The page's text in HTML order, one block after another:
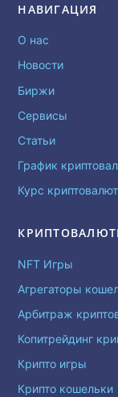
НАВИГАЦИЯ
О нас
Новости
Биржи
Сервисы
Статьи
График
Курс криптовалют
NFT Игры
Агрегаторы
Арбитраж
Копитрейдинг
Крипто игры
Крипто кошельки